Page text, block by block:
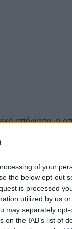
of your
the below opt-out
is processed
utilized by us
may separately
the IAB’s list of
απόφαση, η
της
άνω του
συγκεκριμένες